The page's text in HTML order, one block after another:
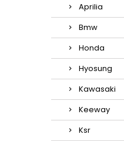
Aprilia
Bmw
Honda
Hyosung
Kawasaki
Keeway
Ksr